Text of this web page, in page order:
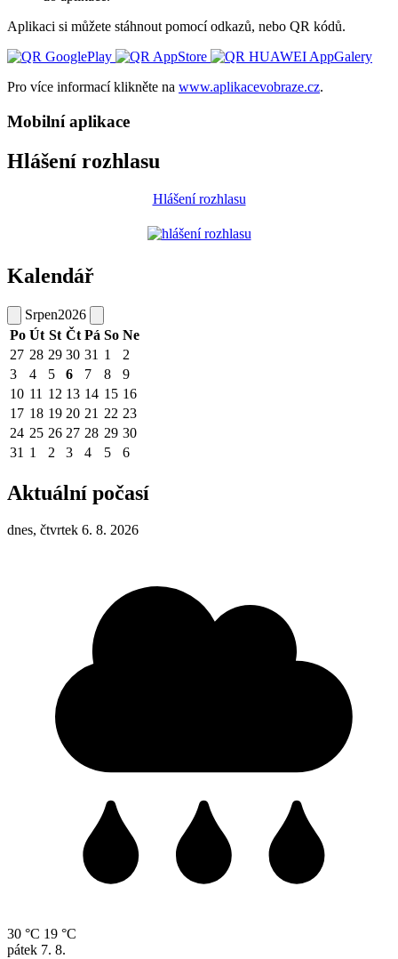
Aplikaci si můžete stáhnout pomocí odkazů, nebo QR kódů.
Pro více informací klikněte na www.aplikacevobraze.cz.
Mobilní aplikace
Hlášení rozhlasu
Hlášení rozhlasu
Kalendář
Srpen2026
Po Út St Čt Pá So Ne
27 28 29 30 31 1
2
3
4 5 6 7 8
9
10 11 12 13 14 15 16
17 18 19 20 21 22 23
24 25 26 27 28 29 30
31 1 2 3 4 5 6
Aktuální počasí
dnes, čtvrtek 6. 8. 2026
30 °C 19 °C
pátek 7. 8.